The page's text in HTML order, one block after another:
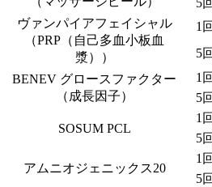
5回
ヴァンパイアフェイシャル
（PRP（自己多血小板血
漿））
1回
5回
BENEV グロースファクター
（成長因子）
1回
5回
SOSUM PCL
1回
5回
アムニオジェニックス20
1回
5回